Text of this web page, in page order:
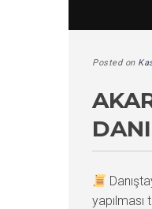
Posted on